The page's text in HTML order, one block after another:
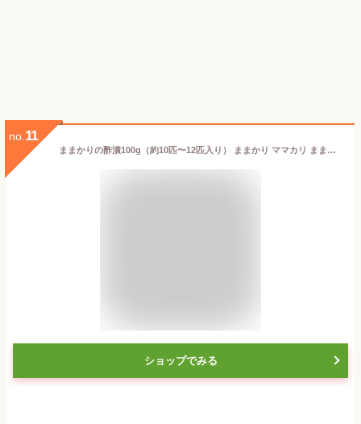
no. 11
ままかりの酢漬100g（約10匹〜12匹入り） ままかり ママカリ ままかり酢漬け ママカリ酢漬け ご飯のお供 おつまみ 珍味 ご挨拶 お土産 手土産 珍味 瀬戸内 国産 手作り 手作業 無添加 岡山
ショップでみる